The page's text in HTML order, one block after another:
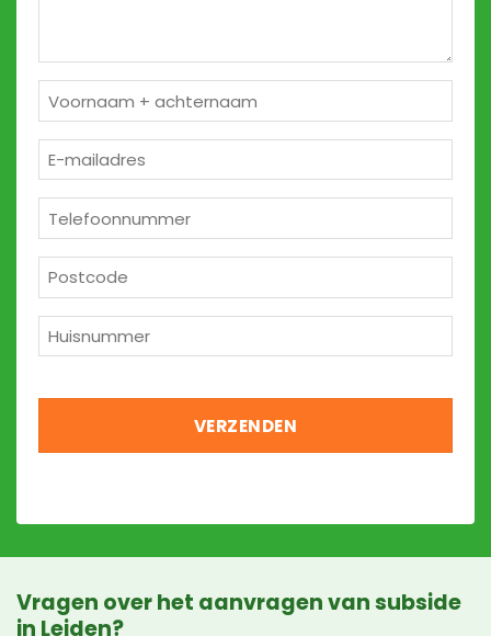
Naam
*
mailadres
*
*
*
Vragen over het aanvragen van subside
in Leiden?